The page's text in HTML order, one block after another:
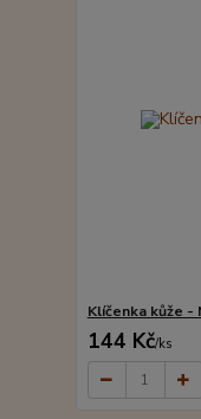
Klíčenka kůže
144 Kč/ks